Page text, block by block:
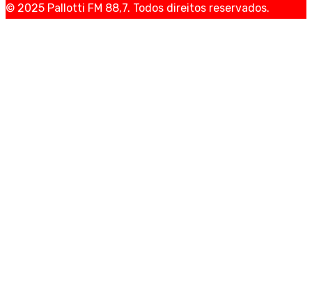
© 2025 Pallotti FM 88,7. Todos direitos reservados.